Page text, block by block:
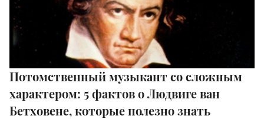
Потомственный музыкант со сложным
характером: 5 фактов о Людвиге ван
Бетховене, которые полезно знать